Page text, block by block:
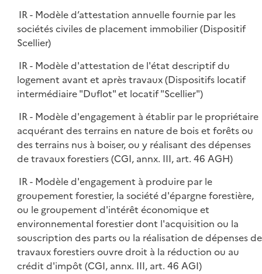
IR - Modèle d’attestation annuelle fournie par les
sociétés civiles de placement immobilier (Dispositif
Scellier)
IR - Modèle d'attestation de l'état descriptif du
logement avant et après travaux (Dispositifs locatif
intermédiaire "Duflot" et locatif "Scellier")
IR - Modèle d'engagement à établir par le propriétaire
acquérant des terrains en nature de bois et forêts ou
des terrains nus à boiser, ou y réalisant des dépenses
de travaux forestiers (CGI, annx. III, art. 46 AGH)
IR - Modèle d'engagement à produire par le
groupement forestier, la société d'épargne forestière,
ou le groupement d'intérêt économique et
environnemental forestier dont l'acquisition ou la
souscription des parts ou la réalisation de dépenses de
travaux forestiers ouvre droit à la réduction ou au
crédit d'impôt (CGI, annx. III, art. 46 AGI)